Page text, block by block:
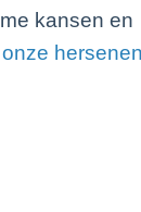
kansen en
hersenen